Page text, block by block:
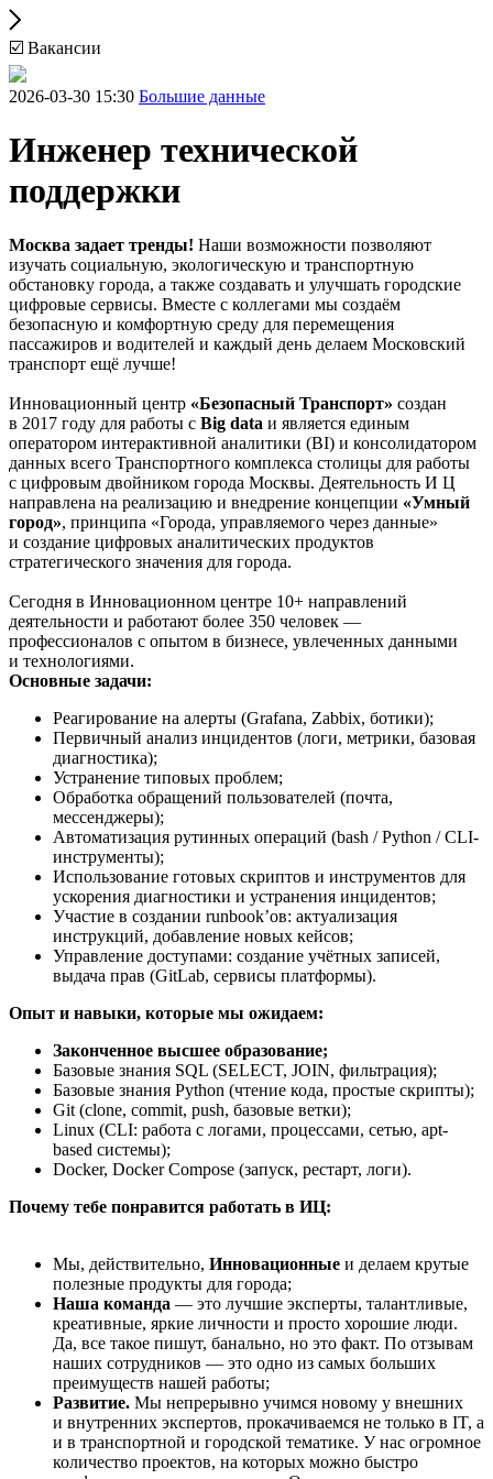
☑️ Вакансии
2026-03-30 15:30 Большие данные
Инженер технической
поддержки
Москва задает тренды! Наши возможности позволяют
изучать социальную, экологическую и транспортную
обстановку города, а также создавать и улучшать городские
цифровые сервисы. Вместе с коллегами мы создаём
безопасную и комфортную среду для перемещения
пассажиров и водителей и каждый день делаем Московский
транспорт ещё лучше!
Инновационный центр «Безопасный Транспорт» создан
в 2017 году для работы с Big data и является единым
оператором интерактивной аналитики (BI) и консолидатором
данных всего Транспортного комплекса столицы для работы
с цифровым двойником города Москвы. Деятельность И Ц
направлена на реализацию и внедрение концепции «Умный
город», принципа «Города, управляемого через данные»
и создание цифровых аналитических продуктов
стратегического значения для города.
Сегодня в Инновационном центре 10+ направлений
деятельности и работают более 350 человек —
профессионалов с опытом в бизнесе, увлеченных данными
и технологиями.
Основные задачи:
Реагирование на алерты (Grafana, Zabbix, ботики);
Первичный анализ инцидентов (логи, метрики, базовая
диагностика);
Устранение типовых проблем;
Обработка обращений пользователей (почта,
мессенджеры);
Автоматизация рутинных операций (bash / Python / CLI-
инструменты);
Использование готовых скриптов и инструментов для
ускорения диагностики и устранения инцидентов;
Участие в создании runbook’ов: актуализация
инструкций, добавление новых кейсов;
Управление доступами: создание учётных записей,
выдача прав (GitLab, сервисы платформы).
Опыт и навыки, которые мы ожидаем:
Законченное высшее образование;
Базовые знания SQL (SELECT, JOIN, фильтрация);
Базовые знания Python (чтение кода, простые скрипты);
Git (clone, commit, push, базовые ветки);
Linux (CLI: работа с логами, процессами, сетью, apt-
based системы);
Docker, Docker Compose (запуск, рестарт, логи).
Почему тебе понравится работать в ИЦ:
Мы, действительно, Инновационные и делаем крутые
полезные продукты для города;
Наша команда — это лучшие эксперты, талантливые,
креативные, яркие личности и просто хорошие люди.
Да, все такое пишут, банально, но это факт. По отзывам
наших сотрудников — это одно из самых больших
преимуществ нашей работы;
Развитие. Мы непрерывно учимся новому у внешних
и внутренних экспертов, прокачиваемся не только в IT, а
и в транспортной и городской тематике. У нас огромное
количество проектов, на которых можно быстро